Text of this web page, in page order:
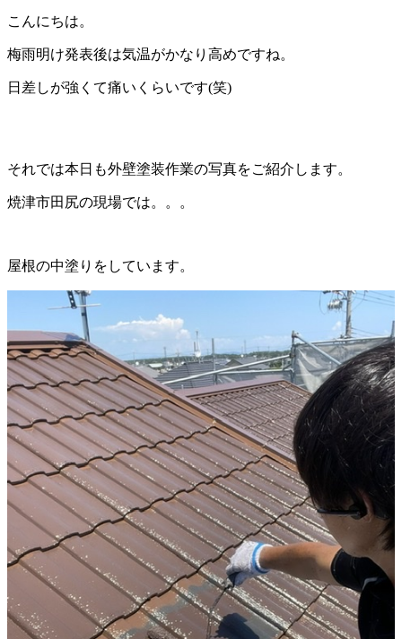
こんにちは。
梅雨明け発表後は気温がかなり高めですね。
日差しが強くて痛いくらいです(笑)
それでは本日も外壁塗装作業の写真をご紹介します。
焼津市田尻の現場では。。。
屋根の中塗りをしています。